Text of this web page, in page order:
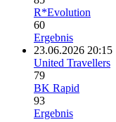
R*Evolution
60
Ergebnis
23.06.2026 20:15
United Travellers
79
BK Rapid
93
Ergebnis